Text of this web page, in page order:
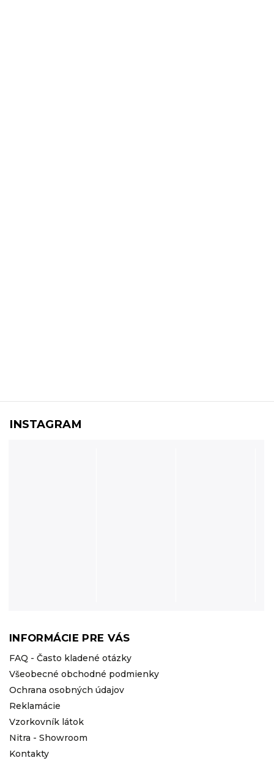
INFORMÁCIE PRE VÁS
FAQ - Často kladené otázky
Všeobecné obchodné podmienky
Ochrana osobných údajov
Reklamácie
Vzorkovník látok
Nitra - Showroom
Kontakty
INSTAGRAM